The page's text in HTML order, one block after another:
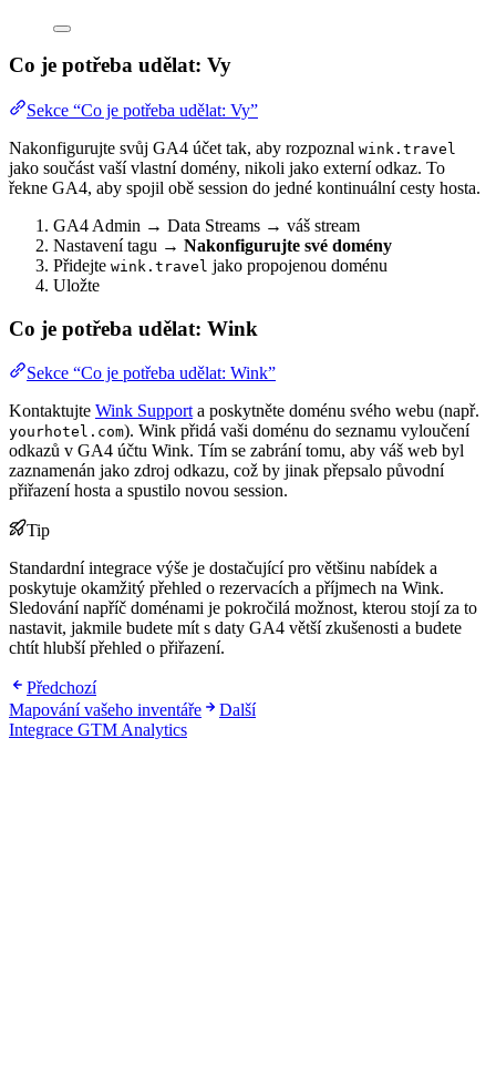
Co je potřeba udělat: Vy
Sekce “Co je potřeba udělat: Vy”
Nakonfigurujte svůj GA4 účet tak, aby rozpoznal wink.travel
jako součást vaší vlastní domény, nikoli jako externí odkaz. To
řekne GA4, aby spojil obě session do jedné kontinuální cesty hosta.
GA4 Admin → Data Streams → váš stream
Nastavení tagu → Nakonfigurujte své domény
Přidejte wink.travel jako propojenou doménu
Uložte
Co je potřeba udělat: Wink
Sekce “Co je potřeba udělat: Wink”
Kontaktujte Wink Support a poskytněte doménu svého webu (např.
yourhotel.com). Wink přidá vaši doménu do seznamu vyloučení
odkazů v GA4 účtu Wink. Tím se zabrání tomu, aby váš web byl
zaznamenán jako zdroj odkazu, což by jinak přepsalo původní
přiřazení hosta a spustilo novou session.
Tip
Standardní integrace výše je dostačující pro většinu nabídek a
poskytuje okamžitý přehled o rezervacích a příjmech na Wink.
Sledování napříč doménami je pokročilá možnost, kterou stojí za to
nastavit, jakmile budete mít s daty GA4 větší zkušenosti a budete
chtít hlubší přehled o přiřazení.
Předchozí
Mapování vašeho inventáře
Další
Integrace GTM Analytics